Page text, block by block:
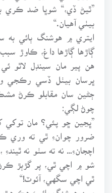
”ٿيڻ ڏي،“ شوڀا ضد ڪري
بيٺي آهيان.“
ايتري ۾ هوشنگ ٻائي به
ڳاڙها ڳاڙها داغ، ڪاوڙ
هن پير مان سينڊل لاٿو
ڀرسان بيٺل ڏسي رڪجي
ڄڻين سان مقابلو ڪرڻ
چوڻ لڳي:
”ڀڃين ڇو پئي؟ مان توکي
ضرور چوانءِ ٿي ته وري
اچجانءِ… نه ته سٺو نه
شو ۾ اچي ٿي، پر گڙٻڙ
ٿي اچي سگهي، آئوٽ!“
مسز هوشنگ ٻائيءَ هڪ هٿ